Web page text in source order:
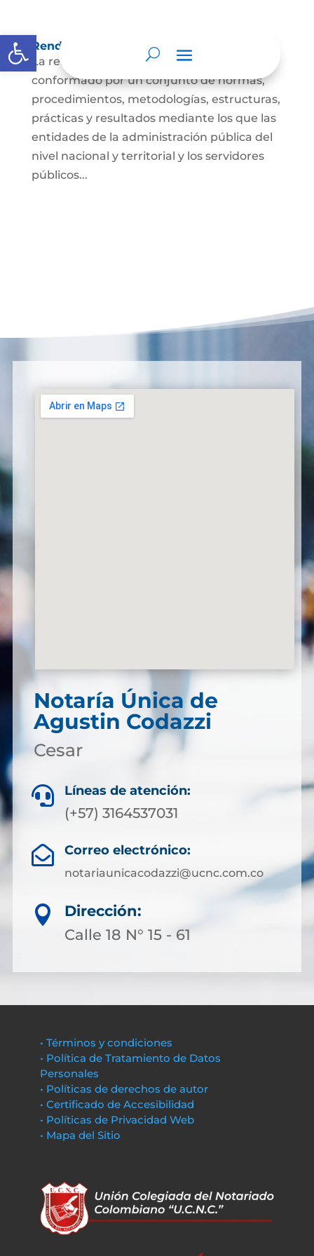
Abrir barra de herramientas
Rendición de cuentas
La rendición de cuentas es el proceso
conformado por un conjunto de normas,
procedimientos, metodologías, estructuras,
prácticas y resultados mediante los que las
entidades de la administración pública del
nivel nacional y territorial y los servidores
públicos...
Notaría Única de
Agustin Codazzi
Cesar
 Líneas de atención:
(+57) 3164537031
 Correo electrónico:
notariaunicacodazzi@ucnc.com.co

Dirección:
Calle 18 N° 15 - 61
• Términos y condiciones
• Política de Tratamiento de Datos
Personales
• Políticas de derechos de autor
• Certificado de Accesibilidad
• Políticas de Privacidad Web
• Mapa del Sitio